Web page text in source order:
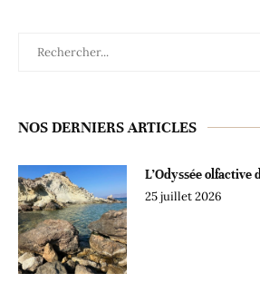
NOS DERNIERS ARTICLES
L’Odyssée olfactive
25 juillet 2026